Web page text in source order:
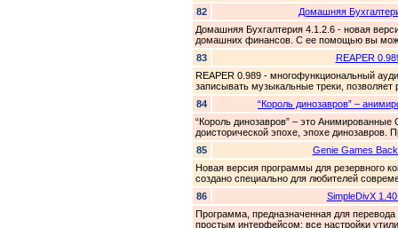
82
Домашняя
Домашняя Бухгалтерия 4.1.2.6 - новая
домашних финансов. С ее помощью вы
83
REAPER
REAPER 0.989 - многофункциональный
записывать музыкальные треки, позволяет
84
“Король динозавров” –
“Король динозавров” – это
доисторической эпохе, эпохе динозавров.
85
Genie Games
Новая версия программы для резервного
создано специально для любителей
86
SimpleDivX
Программа, предназначенная для
простым интерфейсом: все настройки